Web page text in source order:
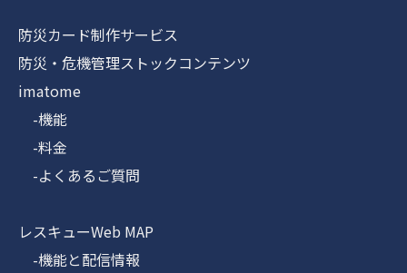
防災カード制作サービス
防災・危機管理ストックコンテンツ
imatome
-機能
-料金
-よくあるご質問
レスキューWeb MAP
-機能と配信情報